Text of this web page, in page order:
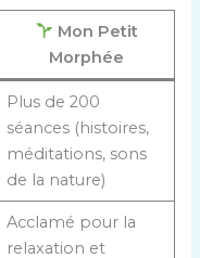
Mon Petit
Morphée
Plus de 200
séances (histoires,
méditations, sons
de la nature)
Acclamé pour la
relaxation et